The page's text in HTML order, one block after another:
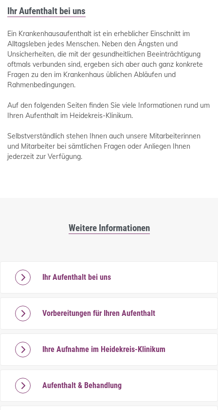
Ihr Aufenthalt bei uns
Ein Krankenhausaufenthalt ist ein erheblicher Einschnitt im
Alltagsleben jedes Menschen. Neben den Ängsten und
Unsicherheiten, die mit der gesundheitlichen Beeinträchtigung
oftmals verbunden sind, ergeben sich aber auch ganz konkrete
Fragen zu den im Krankenhaus üblichen Abläufen und
Rahmenbedingungen.
Auf den folgenden Seiten finden Sie viele Informationen rund um
Ihren Aufenthalt im Heidekreis-Klinikum.
Selbstverständlich stehen Ihnen auch unsere Mitarbeiterinnen
und Mitarbeiter bei sämtlichen Fragen oder Anliegen Ihnen
jederzeit zur Verfügung.
Weitere Informationen
Ihr Aufenthalt bei uns
Vorbereitungen für Ihren Aufenthalt
Ihre Aufnahme im Heidekreis-Klinikum
Aufenthalt & Behandlung